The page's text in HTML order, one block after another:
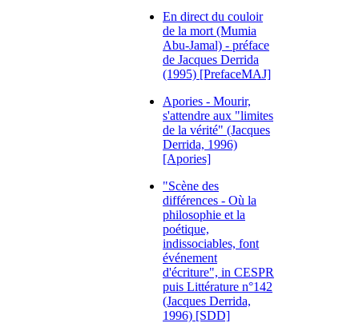
En direct du couloir
de la mort (Mumia
Abu-Jamal) - préface
de Jacques Derrida
(1995) [PrefaceMAJ]
Apories - Mourir,
s'attendre aux "limites
de la vérité" (Jacques
Derrida, 1996)
[Apories]
"Scène des
différences - Où la
philosophie et la
poétique,
indissociables, font
événement
d'écriture", in CESPR
puis Littérature n°142
(Jacques Derrida,
1996) [SDD]